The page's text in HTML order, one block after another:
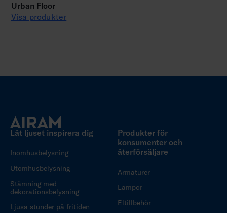
Urban Floor
Visa produkter
Låt ljuset inspirera dig
Inomhusbelysning
Utomhusbelysning
Stämning med
dekorationsbelysning
Ljusa stunder på fritiden
Produkter för
konsumenter och
återförsäljare
Armaturer
Lampor
Eltillbehör